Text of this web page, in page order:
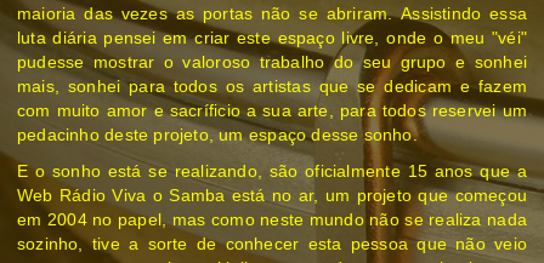
maioria das vezes as portas não se abriram.Assistindo essa
luta diária pensei em criar este espaço livre, onde o meu "véi"
pudesse mostrar o valoroso trabalho do seu grupo e sonhei
mais, sonhei para todos os artistas que se dedicam e fazem
com muito amor e sacríficio a sua arte, para todos reservei um
pedacinho deste projeto, um espaço desse sonho.
E o sonho está se realizando, são oficialmente 15 anos que a
Web Rádio Viva o Samba está no ar, um projeto que começou
em 2004 no papel, mas como neste mundo não se realiza nada
sozinho, tive a sorte de conhecer esta pessoa que não veio